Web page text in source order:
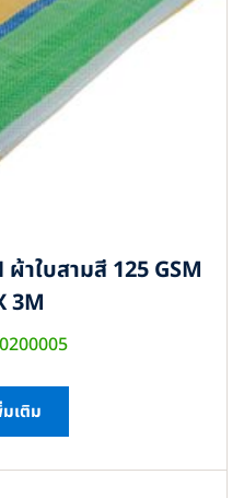
ผ้าใบสามสี 125 GSM
3M
เติม